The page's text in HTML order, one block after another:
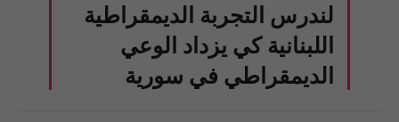
لندرس التجربة الديمقراطية
اللبنانية كي يزداد الوعي
الديمقراطي في سورية